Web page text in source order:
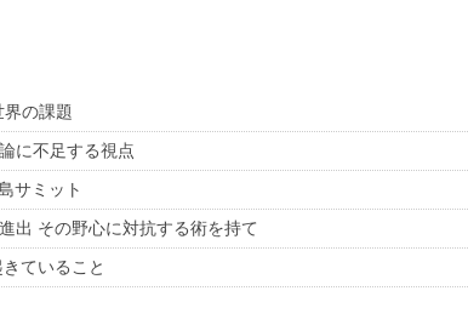
界の課題
に不足する視点
サミット
出 その野心に対抗する術を持て
ていること